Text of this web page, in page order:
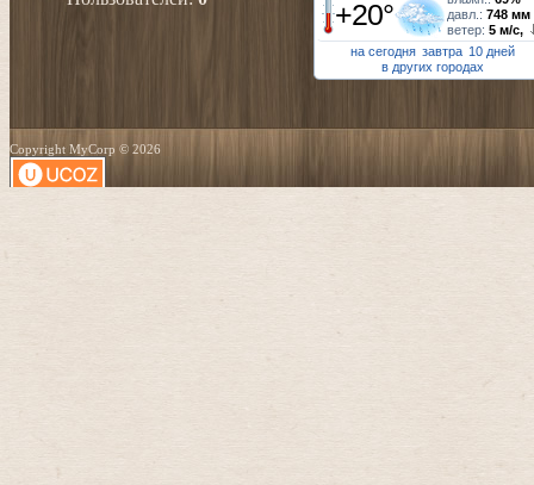
+20°
давл.:748 мм
ветер:5 м/с,
на сегодня завтра 10 дней
в других городах
Copyright MyCorp © 2026